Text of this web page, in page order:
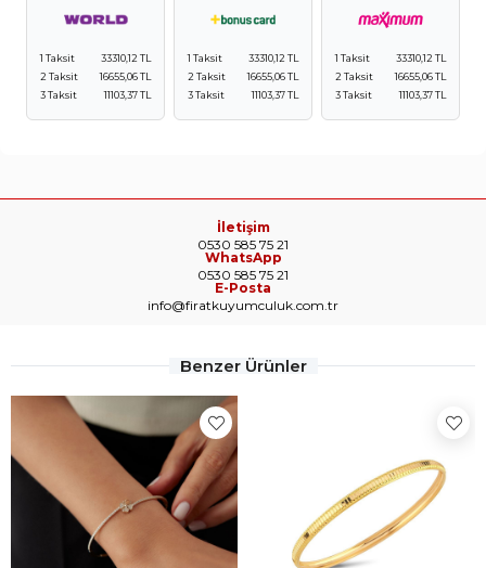
1 Taksit
33310,12 TL
2 Taksit
16655,06 TL
3 Taksit
11103,37 TL
1 Taksit
33310,12 TL
2 Taksit
16655,06 TL
3 Taksit
11103,37 TL
1 Taksit
33310,12 TL
2 Taksit
16655,06 TL
3 Taksit
11103,37 TL
İletişim
0530 585 75 21
WhatsApp
0530 585 75 21
E-Posta
info@firatkuyumculuk.com.tr
Benzer Ürünler